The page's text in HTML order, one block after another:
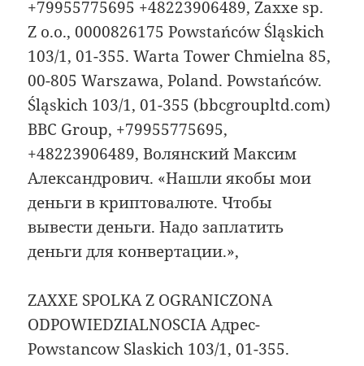
+79955775695 +48223906489, Zaxxe sp.
Z o.o., 0000826175 Powstańców Śląskich
103/1, 01-355. Warta Tower Chmielna 85,
00-805 Warszawa, Poland. Powstańców.
Śląskich 103/1, 01-355 (bbcgroupltd.com)
BBC Group, +79955775695,
+48223906489, Волянский Максим
Александрович. «Нашли якобы мои
деньги в криптовалюте. Чтобы
вывести деньги. Надо заплатить
деньги для конвертации.»,
ZAXXE SPOLKA Z OGRANICZONA
ODPOWIEDZIALNOSCIA Адрес-
Powstancow Slaskich 103/1, 01-355.